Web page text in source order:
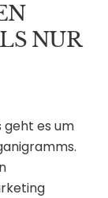
NUR
geht es um